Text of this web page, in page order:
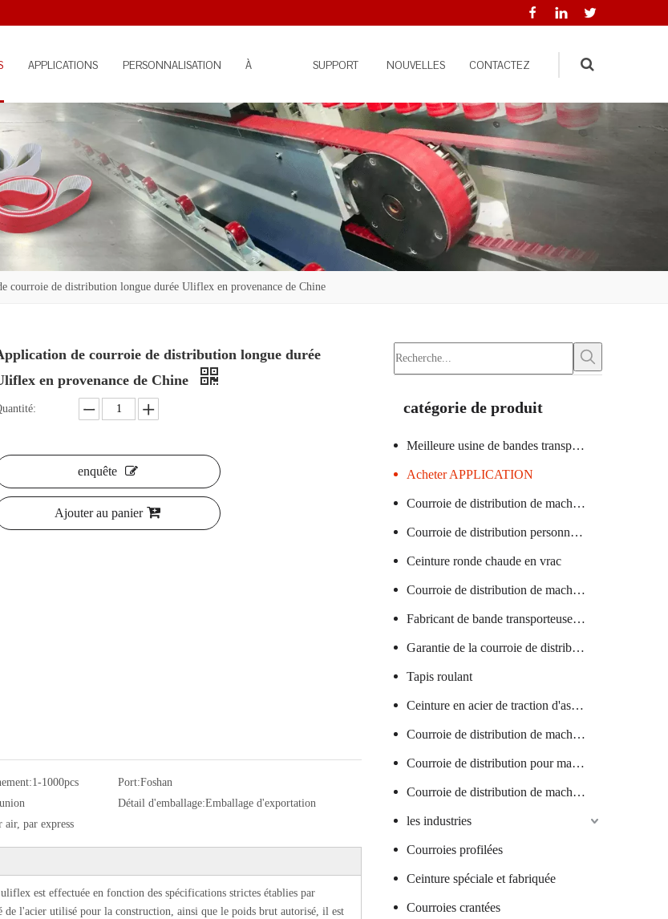
APPLICATIONS PERSONNALISATION À
PROPOS
SUPPORT NOUVELLES CONTACTEZ
Search
courroie de distribution longue durée Uliflex en provenance de Chine
de courroie de distribution longue durée
en provenance de Chine
enquête
Ajouter au panier
1-1000pcs Port:Foshan
Détail d'emballage:Emballage d'exportation
air, par express
est effectuée en fonction des spécifications strictes établies par
l'acier utilisé pour la construction, ainsi que le poids brut autorisé, il est
catégorie de produit
Meilleure usine de bandes transporteuses
Acheter APPLICATION
Courroie de distribution de machine à verre certifiée
Courroie de distribution personnalisée
Ceinture ronde chaude en vrac
Courroie de distribution de machine textile chaude
Fabricant de bande transporteuse en PVC
Garantie de la courroie de distribution de la machine à saucisses
Tapis roulant
Ceinture en acier de traction d'ascenseur
Courroie de distribution de machine textile
Courroie de distribution pour machine à saucisses
Courroie de distribution de machine à verre
les industries
Courroies profilées
Ceinture spéciale et fabriquée
Courroies crantées